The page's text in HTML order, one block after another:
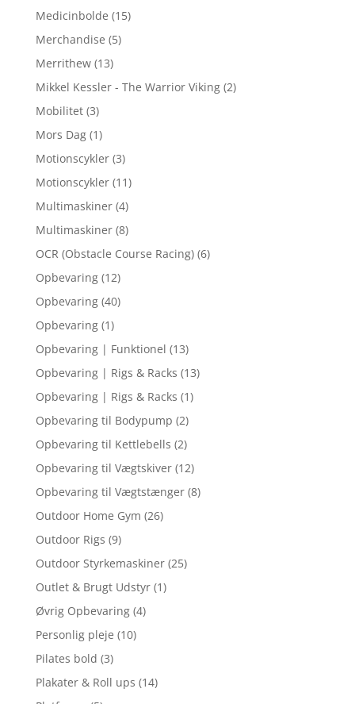
Medicinbolde (15)
Merchandise (5)
Merrithew (13)
Mikkel Kessler - The Warrior Viking (2)
Mobilitet (3)
Mors Dag (1)
Motionscykler (3)
Motionscykler (11)
Multimaskiner (4)
Multimaskiner (8)
OCR (Obstacle Course Racing) (6)
Opbevaring (12)
Opbevaring (40)
Opbevaring (1)
Opbevaring | Funktionel (13)
Opbevaring | Rigs & Racks (13)
Opbevaring | Rigs & Racks (1)
Opbevaring til Bodypump (2)
Opbevaring til Kettlebells (2)
Opbevaring til Vægtskiver (12)
Opbevaring til Vægtstænger (8)
Outdoor Home Gym (26)
Outdoor Rigs (9)
Outdoor Styrkemaskiner (25)
Outlet & Brugt Udstyr (1)
Øvrig Opbevaring (4)
Personlig pleje (10)
Pilates bold (3)
Plakater & Roll ups (14)